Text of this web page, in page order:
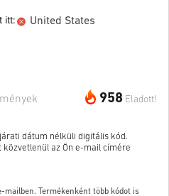
itt: United States
958 Eladott!
dátum nélküli digitális kód.
az Ön e-mail címére
mailben. Termékenként több kódot is